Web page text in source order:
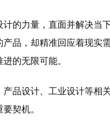
计的力量，直面并解决
产品，却精准回应着现实
的无限可能。
产品设计、工业设计等相
契机。